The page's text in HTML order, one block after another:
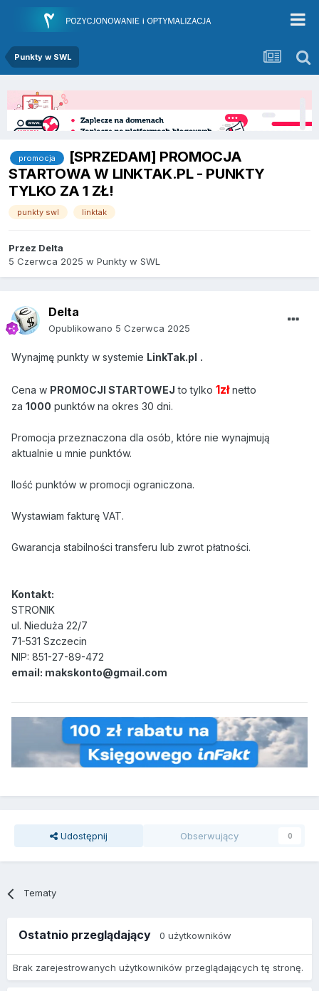
Punkty w SWL
promocja
[SPRZEDAM] PROMOCJA
STARTOWA W LINKTAK.PL - PUNKTY
TYLKO ZA 1 ZŁ!
punkty swl linktak
Przez Delta
5 Czerwca 2025 w Punkty w SWL
Delta
Opublikowano 5 Czerwca 2025
Wynajmę punkty w systemie LinkTak.pl .
Cena w PROMOCJI STARTOWEJ to tylko 1zł netto
za 1000 punktów na okres 30 dni.
Promocja przeznaczona dla osób, które nie wynajmują
aktualnie u mnie punktów.
Ilość punktów w promocji ograniczona.
Wystawiam fakturę VAT.
Gwarancja stabilności transferu lub zwrot płatności.
Kontakt:
STRONIK
ul. Nieduża 22/7
71-531 Szczecin
NIP: 851-27-89-472
email: makskonto@gmail.com
Udostępnij Obserwujący 0
Tematy
Ostatnio przeglądający 0 użytkowników
Brak zarejestrowanych użytkowników przeglądających tę stronę.